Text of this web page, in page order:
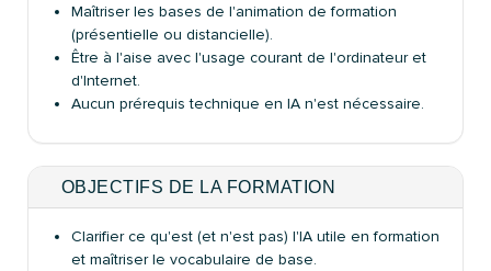
Maîtriser les bases de l'animation de formation
(présentielle ou distancielle).
Être à l'aise avec l'usage courant de l'ordinateur et
d'Internet.
Aucun prérequis technique en IA n'est nécessaire.
OBJECTIFS DE LA FORMATION
Clarifier ce qu'est (et n'est pas) l'IA utile en formation
et maîtriser le vocabulaire de base.